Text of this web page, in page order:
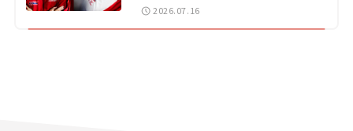
戦 岡山国際サーキット
2026.07.16